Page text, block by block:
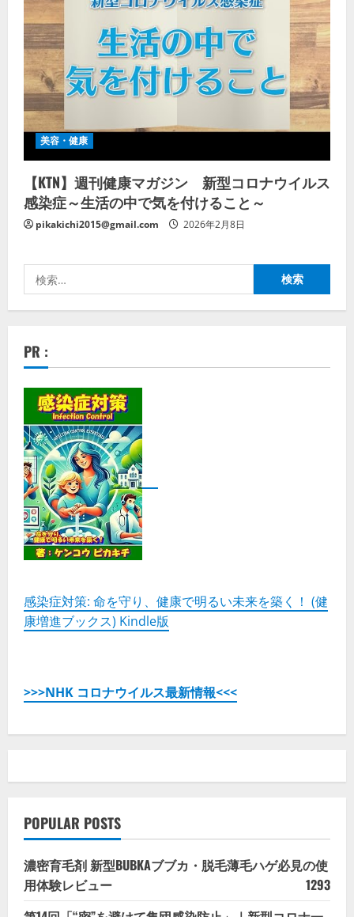
美容・健康
【KTN】週刊健康マガジン 新型コロナウイルス
感染症～生活の中で気を付けること～
pikakichi2015@gmail.com 2026年2月8日
索:
PR :
感染症対策: 命を守り、健康で明るい未来を築く！ (健
康増進ブックス) Kindle版
>>>NHK コロナウイルス最新情報<<<
POPULAR POSTS
濃密育毛剤 新型BUBKAブブカ・脱毛薄毛ハゲ必見の使
用体験レビュー
1293